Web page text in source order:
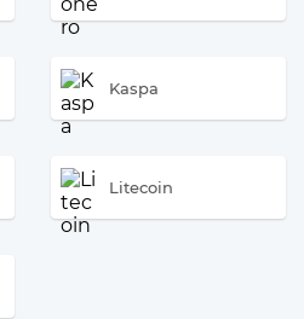
Kaspa
Litecoin